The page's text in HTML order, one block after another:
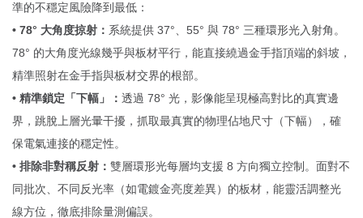
準的不穩定風險降到最低：
• 78° 大角度掠射： 系統提供 37°、55° 與 78° 三種環形光入射角。
78° 的大角度光線幾乎與板材平行，能直接繞過金手指頂端的斜坡，
精準照射在金手指與板材交界的根部。
• 精準鎖定「下幅」： 透過 78° 光，影像能呈現極高對比的真實邊
界，跳脫上層光暈干擾，抓取最真實的物理佔地尺寸（下幅），確
保電氣連接的穩定性。
• 排除非對稱反射： 雙層環形光每層均支援 8 方向獨立控制。面對不
同批次、不同反光率（如電鍍金亮度差異）的板材，能靈活調整光
線方位，徹底排除量測偏誤。